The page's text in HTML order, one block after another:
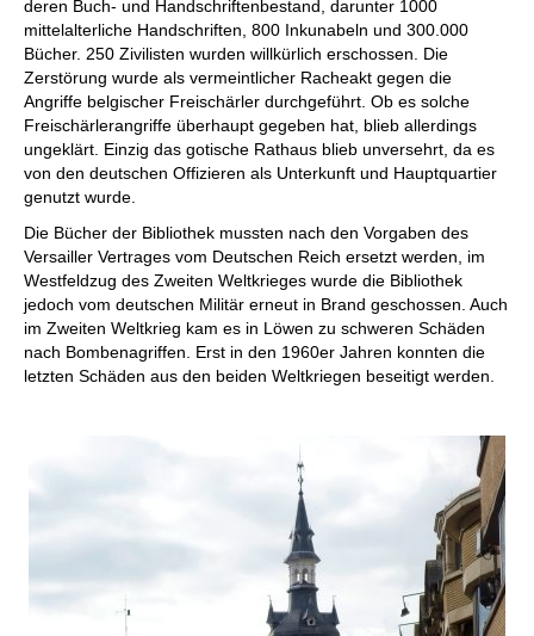
deren Buch- und Handschriftenbestand, darunter 1000
mittelalterliche Handschriften, 800 Inkunabeln und 300.000
Bücher. 250 Zivilisten wurden willkürlich erschossen. Die
Zerstörung wurde als vermeintlicher Racheakt gegen die
Angriffe belgischer Freischärler durchgeführt. Ob es solche
Freischärlerangriffe überhaupt gegeben hat, blieb allerdings
ungeklärt. Einzig das gotische Rathaus blieb unversehrt, da es
von den deutschen Offizieren als Unterkunft und Hauptquartier
genutzt wurde.
Die Bücher der Bibliothek mussten nach den Vorgaben des
Versailler Vertrages vom Deutschen Reich ersetzt werden, im
Westfeldzug des Zweiten Weltkrieges wurde die Bibliothek
jedoch vom deutschen Militär erneut in Brand geschossen. Auch
im Zweiten Weltkrieg kam es in Löwen zu schweren Schäden
nach Bombenagriffen. Erst in den 1960er Jahren konnten die
letzten Schäden aus den beiden Weltkriegen beseitigt werden.